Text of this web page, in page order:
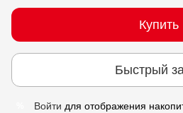
Купить
Быстрый
Войти для отображения